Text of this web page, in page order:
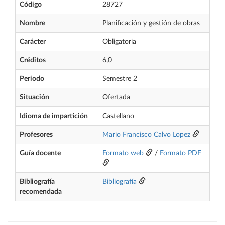
Código 28727
Nombre Planificación y gestión de obras
Carácter Obligatoria
Créditos 6,0
Periodo Semestre 2
Situación Ofertada
Idioma de impartición Castellano
Profesores Mario Francisco Calvo Lopez
Guía docente Formato web / Formato PDF
Bibliografía
recomendada
Bibliografía